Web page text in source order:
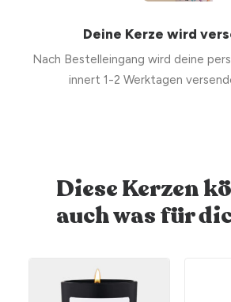
Deine Kerze wird
Nach Bestelleingang wird deine
innert 1-2 Werktagen
Diese Kerzen
auch was für